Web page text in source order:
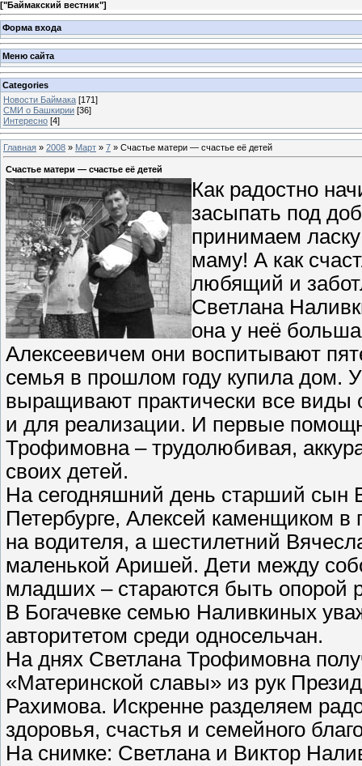
["Баймакский вестник"]
Форма входа
Меню сайта
Categories
Новости Баймака [171]
СМИ о Башкирии [36]
Интересно [4]
Главная » 2008 » Март » 7 » Счастье матери — счастье её детей
Счастье матери — счастье её детей
Как радостно
засыпать под
принимаем
маму! А как
любящий и
Светлана
она у неё
Алексеевичем они воспитывают
семья в прошлом году купила дом.
выращивают практически все виды
и для реализации. И первые
Трофимовна – трудолюбивая,
своих детей.
На сегодняшний день старший сын
Петербурге, Алексей каменщиком в
на водителя, а шестилетний
маленькой Аришей. Дети между
младших – стараются быть опорой
В Богачевке семью Наливкиных
авторитетом среди односельчан.
На днях Светлана Трофимовна
«Материнской славы» из рук
Рахимова. Искренне разделяем
здоровья, счастья и семейного
На снимке: Светлана и Виктор